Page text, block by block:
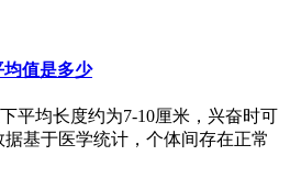
均值是多少
平均长度约为‌7-10厘米‌，兴奋时可
基于医学统计，个体间存在正常